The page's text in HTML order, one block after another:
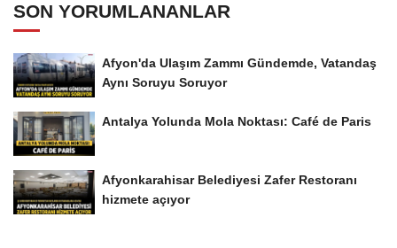
SON YORUMLANANLAR
Afyon'da Ulaşım Zammı Gündemde, Vatandaş
Aynı Soruyu Soruyor
Antalya Yolunda Mola Noktası: Café de Paris
Afyonkarahisar Belediyesi Zafer Restoranı
hizmete açıyor